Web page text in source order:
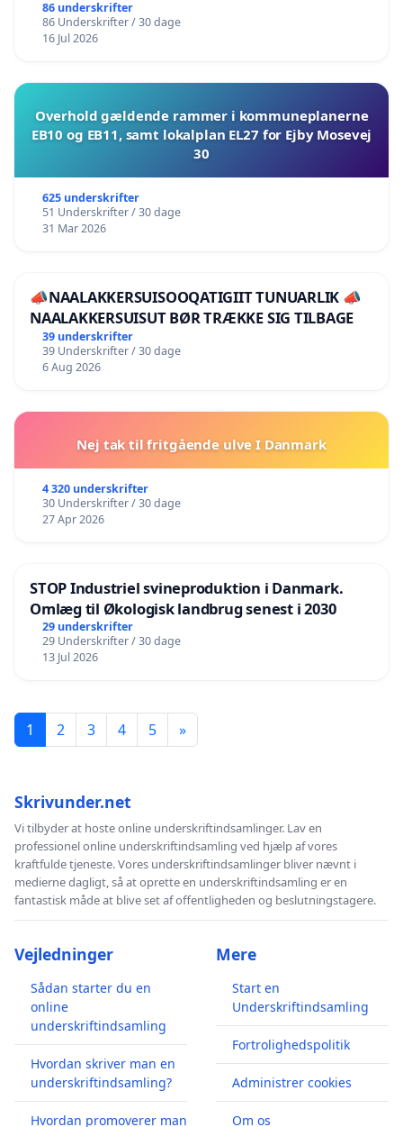
86 underskrifter
86 Underskrifter / 30 dage
16 Jul 2026
Overhold gældende rammer i kommuneplanerne
EB10 og EB11, samt lokalplan EL27 for Ejby Mosevej
30
625 underskrifter
51 Underskrifter / 30 dage
31 Mar 2026
📣NAALAKKERSUISOOQATIGIIT TUNUARLIK 📣
NAALAKKERSUISUT BØR TRÆKKE SIG TILBAGE
39 underskrifter
39 Underskrifter / 30 dage
6 Aug 2026
Nej tak til fritgående ulve I Danmark
4 320 underskrifter
30 Underskrifter / 30 dage
27 Apr 2026
STOP Industriel svineproduktion i Danmark.
Omlæg til Økologisk landbrug senest i 2030
29 underskrifter
29 Underskrifter / 30 dage
13 Jul 2026
1 2 3 4 5 »
Skrivunder.net
Vi tilbyder at hoste online underskriftindsamlinger. Lav en
professionel online underskriftindsamling ved hjælp af vores
kraftfulde tjeneste. Vores underskriftindsamlinger bliver nævnt i
medierne dagligt, så at oprette en underskriftindsamling er en
fantastisk måde at blive set af offentligheden og beslutningstagere.
Vejledninger
Sådan starter du en
online
underskriftindsamling
Hvordan skriver man en
underskriftindsamling?
Hvordan promoverer man
Mere
Start en
Underskriftindsamling
Fortrolighedspolitik
Administrer cookies
Om os